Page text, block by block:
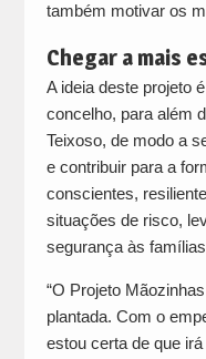
também motivar os
Chegar a mais
A ideia deste projeto
concelho, para além
Teixoso, de modo a
e contribuir para a
conscientes,
situações de risco,
segurança às
“O Projeto
plantada. Com o
estou certa de que